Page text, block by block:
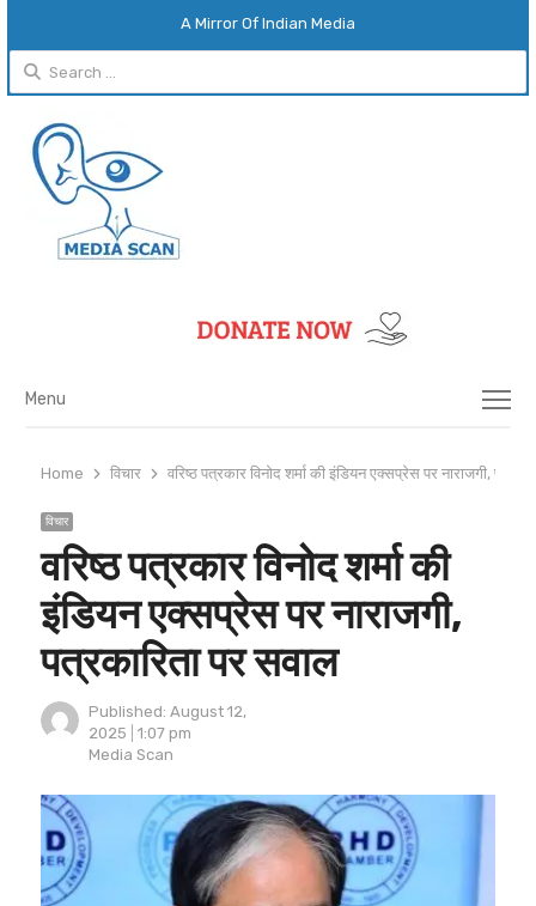
A Mirror Of Indian Media
Search
for:
Menu
Menu
Home विचार वरिष्ठ पत्रकार विनोद शर्मा की इंडियन एक्सप्रेस पर नाराजगी,
विचार
वरिष्ठ पत्रकार विनोद शर्मा की
इंडियन एक्सप्रेस पर नाराजगी,
पत्रकारिता पर सवाल
Published: August 12,
2025
1:07 pm
Author
Media Scan